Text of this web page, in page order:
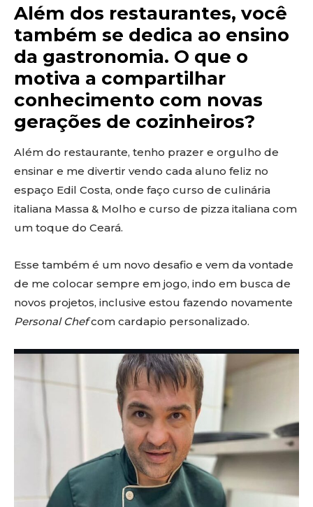
Além dos restaurantes, você
também se dedica ao ensino
da gastronomia. O que o
motiva a compartilhar
conhecimento com novas
gerações de cozinheiros?
Além do restaurante, tenho prazer e orgulho de
ensinar e me divertir vendo cada aluno feliz no
espaço Edil Costa, onde faço curso de culinária
italiana Massa & Molho e curso de pizza italiana com
um toque do Ceará.
Esse também é um novo desafio e vem da vontade
de me colocar sempre em jogo, indo em busca de
novos projetos, inclusive estou fazendo novamente
Personal Chefcom cardapio personalizado.